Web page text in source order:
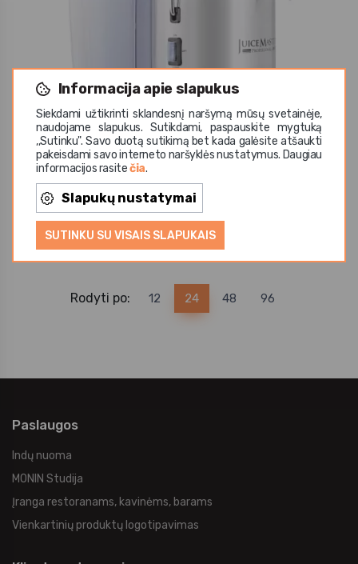
Informacija apie slapukus
Siekdami užtikrinti sklandesnį naršymą mūsų svetainėje,
naudojame slapukus. Sutikdami, paspauskite mygtuką
,,Sutinku". Savo duotą sutikimą bet kada galėsite atšaukti
pakeisdami savo interneto naršyklės nustatymus. Daugiau
informacijos rasitečia.
Slapukų nustatymai
SUTINKU SU VISAIS SLAPUKAIS
Rotel
Sulčiaspaudė JUICE MASTER
385,39 €
Rodyti po: 12 24 48 96
Paslaugos
Indų nuoma
MONIN Studija
Įranga restoranams, kavinėms, barams
Vienkartinių produktų logotipavimas